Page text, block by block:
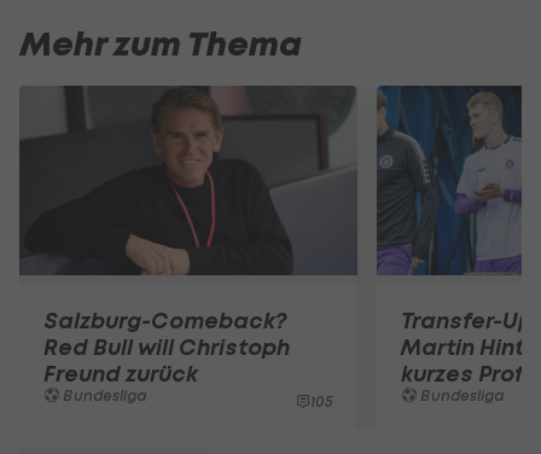
Mehr zum Thema
Salzburg-Comeback?
Red Bull will Christoph
Freund zurück
Bundesliga 105
Transfer-
Martin
kurzes
Bundesliga